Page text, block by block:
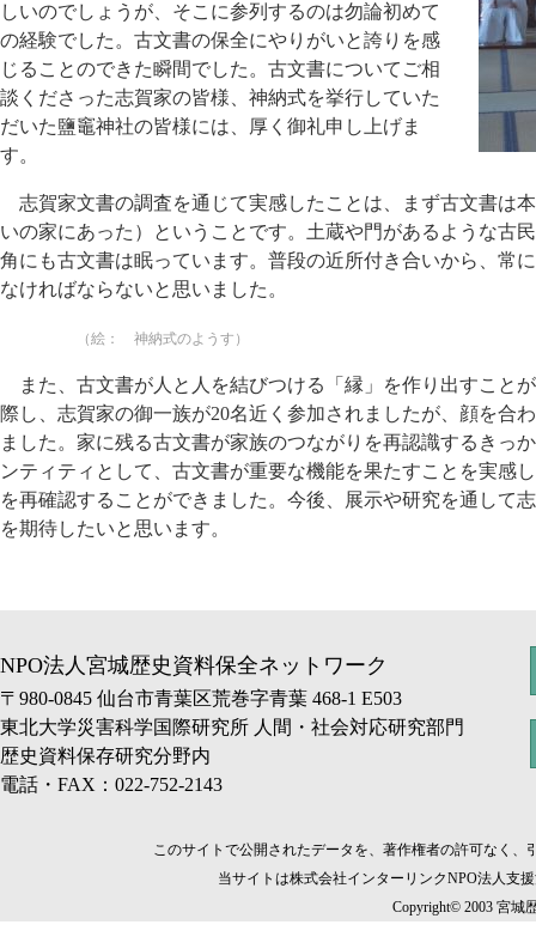
しいのでしょうが、そこに参列するのは勿論初めて
の経験でした。古文書の保全にやりがいと誇りを感
じることのできた瞬間でした。古文書についてご相
談くださった志賀家の皆様、神納式を挙行していた
だいた鹽竈神社の皆様には、厚く御礼申し上げま
す。
志賀家文書の調査を通じて実感したことは、まず古文書は
いの家にあった）ということです。土蔵や門があるような古
角にも古文書は眠っています。普段の近所付き合いから、常
なければならないと思いました。
（絵： 神納式のようす）
また、古文書が人と人を結びつける「縁」を作り出すこと
際し、志賀家の御一族が20名近く参加されましたが、顔を合
ました。家に残る古文書が家族のつながりを再認識するきっ
ンティティとして、古文書が重要な機能を果たすことを実感
を再確認することができました。今後、展示や研究を通して
を期待したいと思います。
NPO法人宮城歴史資料保全ネットワーク
〒980-0845 仙台市青葉区荒巻字青葉 468-1 E503
東北大学災害科学国際研究所 人間・社会対応研究部門
歴史資料保存研究分野内
電話・FAX：022-752-2143
このサイトで公開されたデータを、著作権者の許可なく
当サイトは株式会社インターリンクNPO法人支
Copyright© 2003 宮城